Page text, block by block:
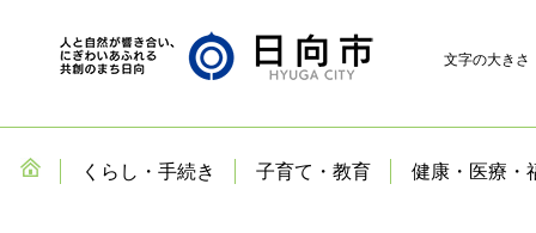
文字の大きさ
くらし・手続き 子育て・教育 健康・医療・